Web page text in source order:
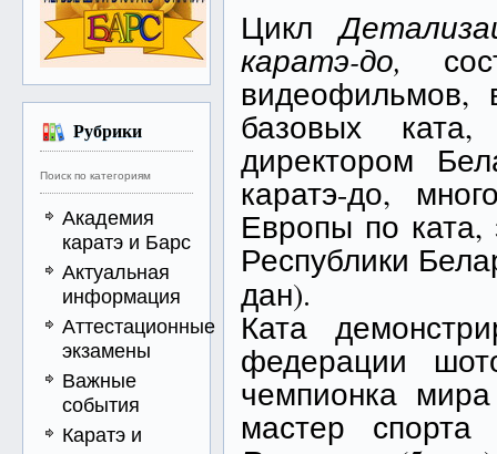
Рубрики
Поиск по категориям
Академия
каратэ и Барс
Актуальная
информация
Аттестационные
экзамены
Важные
события
Каратэ и
Цикл
каратэ-до,
видеофильмов,
базовых
директором
каратэ-до,
Европы по
Республики
дан).
Ката
федерации
чемпионка
мастер